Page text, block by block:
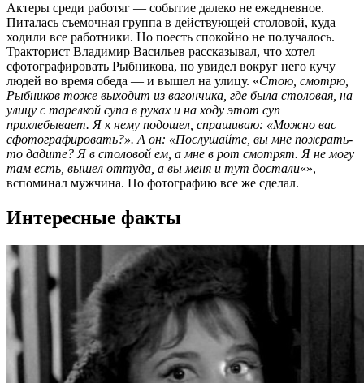
Актеры среди работяг — событие далеко не ежедневное.
Питалась съемочная группа в действующей столовой, куда
ходили все работники. Но поесть спокойно не получалось.
Тракторист Владимир Васильев рассказывал, что хотел
сфотографировать Рыбникова, но увидел вокруг него кучу
людей во время обеда — и вышел на улицу. «Стою, смотрю,
Рыбников тоже выходит из вагончика, где была столовая, на
улицу с тарелкой супа в руках и на ходу этот суп
прихлебывает. Я к нему подошел, спрашиваю: «Можно вас
сфотографировать?». А он: «Послушайте, вы мне пожрать-
то дадите? Я в столовой ем, а мне в рот смотрят. Я не могу
там есть, вышел оттуда, а вы меня и тут достали«», —
вспоминал мужчина. Но фотографию все же сделал.
Интересные факты